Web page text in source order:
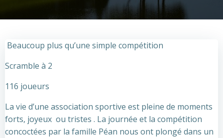
Beaucoup plus qu’une simple compétition
Scramble à 2
116 joueurs
La vie d’une association sportive est pleine de moments
forts, joyeux ou tristes . La journée et la compétition
concoctées par la famille Péan nous ont plongé dans un